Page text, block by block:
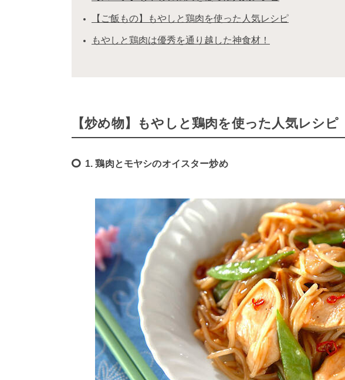
【ご飯もの】もやしと鶏肉を使った人気レシピ
もやしと鶏肉は優秀を通り越した神食材！
【炒め物】もやしと鶏肉を使った人気レシピ
1. 鶏肉とモヤシのオイスター炒め